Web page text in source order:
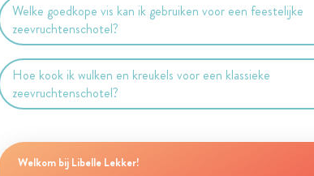
Welke goedkope vis kan ik gebruiken voor een feestelijke
zeevruchtenschotel?
Hoe kook ik wulken en kreukels voor een klassieke
zeevruchtenschotel?
Welkom bij Libelle Lekker!